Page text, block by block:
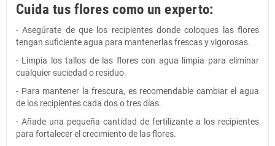
Cuida tus flores como un experto:
- Asegúrate de que los recipientes donde coloques las flores
tengan suficiente agua para mantenerlas frescas y vigorosas.
- Limpia los tallos de las flores con agua limpia para eliminar
cualquier suciedad o residuo.
- Para mantener la frescura, es recomendable cambiar el agua
de los recipientes cada dos o tres días.
- Añade una pequeña cantidad de fertilizante a los recipientes
para fortalecer el crecimiento de las flores.